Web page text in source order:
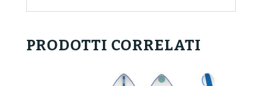
PRODOTTI CORRELATI